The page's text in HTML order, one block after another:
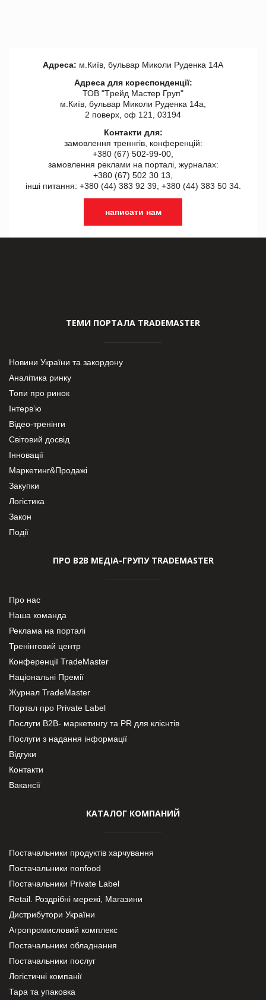
Адреса: м.Київ, бульвар Миколи Руденка 14А
Адреса для кореспонденції:
ТОВ "Tрейд Мастер Груп"
м.Київ, бульвар Миколи Руденка 14а,
2 поверх, оф 121, 03194
Контакти для:
замовлення треннгів, конференцій:
+380 (67) 502-99-00,
замовлення реклами на порталі, журналах:
+380 (67) 502 30 13,
інші питання: +380 (44) 383 92 39, +380 (44) 383 50 34.
написати нам
ТЕМИ ПОРТАЛА TRADEMASTER
Новини України та закордону
Аналітика ринку
Топи про ринок
Інтерв’ю
Відео-тренінги
Світовий досвід
Інновації
Маркетинг&Продажі
Закупки
Логістика
Закон
Події
ПРО В2В МЕДІА-ГРУПУ TRADEMASTER
Про нас
Наша команда
Реклама на порталі
Тренінговий центр
Конференції TradeMaster
Національні Премії
Журнал TradeMaster
Портал про Private Label
Послуги В2В- маркетингу та PR для клієнтів
Послуги з надання інформації
Відгуки
Контакти
Вакансії
КАТАЛОГ КОМПАНИЙ
Постачальники продуктів харчування
Постачальники nonfood
Постачальники Private Label
Retail. Роздрібні мережі, Магазини
Дистрибутори України
Агропромисловий комплекс
Постачальники обладнання
Постачальники послуг
Логістичні компанії
Тара та упаковка